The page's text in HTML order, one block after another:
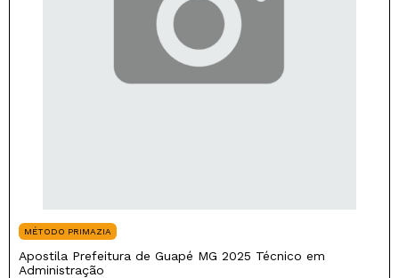
MÉTODO PRIMAZIA
Apostila Prefeitura de Guapé MG 2025 Técnico em
Administração